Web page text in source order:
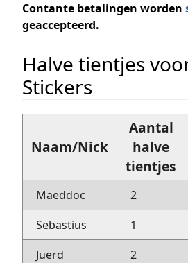
Contante betalingen worden
geaccepteerd.
Halve tientjes
Stickers
Naam/Nick
Aantal
halve
tientjes
Maeddoc 2
Sebastius
1
Juerd
2